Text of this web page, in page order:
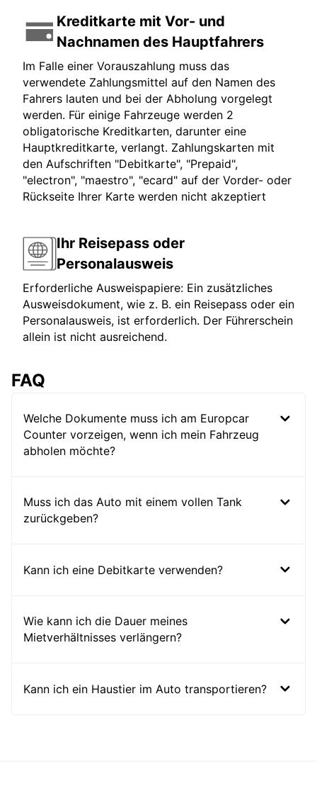
Kreditkarte mit Vor- und
Nachnamen des Hauptfahrers
Im Falle einer Vorauszahlung muss das
verwendete Zahlungsmittel auf den Namen des
Fahrers lauten und bei der Abholung vorgelegt
werden. Für einige Fahrzeuge werden 2
obligatorische Kreditkarten, darunter eine
Hauptkreditkarte, verlangt. Zahlungskarten mit
den Aufschriften "Debitkarte", "Prepaid",
"electron", "maestro", "ecard" auf der Vorder- oder
Rückseite Ihrer Karte werden nicht akzeptiert
Ihr Reisepass oder
Personalausweis
Erforderliche Ausweispapiere: Ein zusätzliches
Ausweisdokument, wie z. B. ein Reisepass oder ein
Personalausweis, ist erforderlich. Der Führerschein
allein ist nicht ausreichend.
FAQ
Welche Dokumente muss ich am Europcar
Counter vorzeigen, wenn ich mein Fahrzeug
abholen möchte?
Muss ich das Auto mit einem vollen Tank
zurückgeben?
Kann ich eine Debitkarte verwenden?
Wie kann ich die Dauer meines
Mietverhältnisses verlängern?
Kann ich ein Haustier im Auto transportieren?